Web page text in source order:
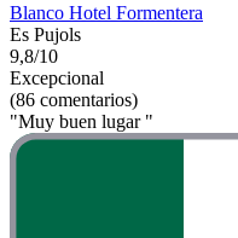
Blanco Hotel Formentera
Es Pujols
9,8/10
Excepcional
(86 comentarios)
"Muy buen lugar "